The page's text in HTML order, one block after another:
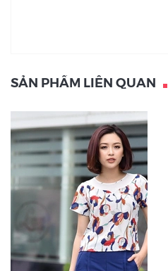
SẢN PHẨM LIÊN QUAN